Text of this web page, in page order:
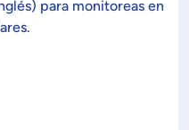
para monitoreas en